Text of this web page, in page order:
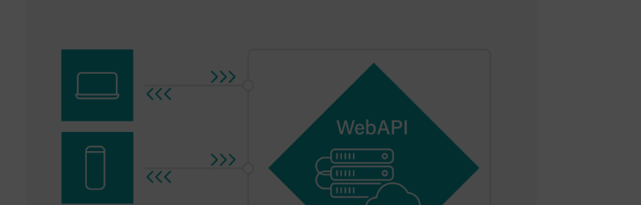
con fines de control y